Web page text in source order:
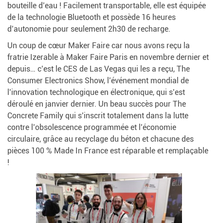
bouteille d’eau ! Facilement transportable, elle est équipée
de la technologie Bluetooth et possède 16 heures
d’autonomie pour seulement 2h30 de recharge.
Un coup de cœur Maker Faire car nous avons reçu la
fratrie Izerable à Maker Faire Paris en novembre dernier et
depuis… c’est le CES de Las Vegas qui les a reçu, The
Consumer Electronics Show, l’événement mondial de
l’innovation technologique en électronique, qui s’est
déroulé en janvier dernier. Un beau succès pour The
Concrete Family qui s’inscrit totalement dans la lutte
contre l’obsolescence programmée et l’économie
circulaire, grâce au recyclage du béton et chacune des
pièces 100 % Made In France est réparable et remplaçable
!